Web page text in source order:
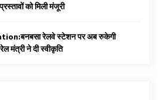
को मिली मंजूरी
रेलवे स्टेशन पर अब रुकेगी
मंत्री ने दी स्वीकृति